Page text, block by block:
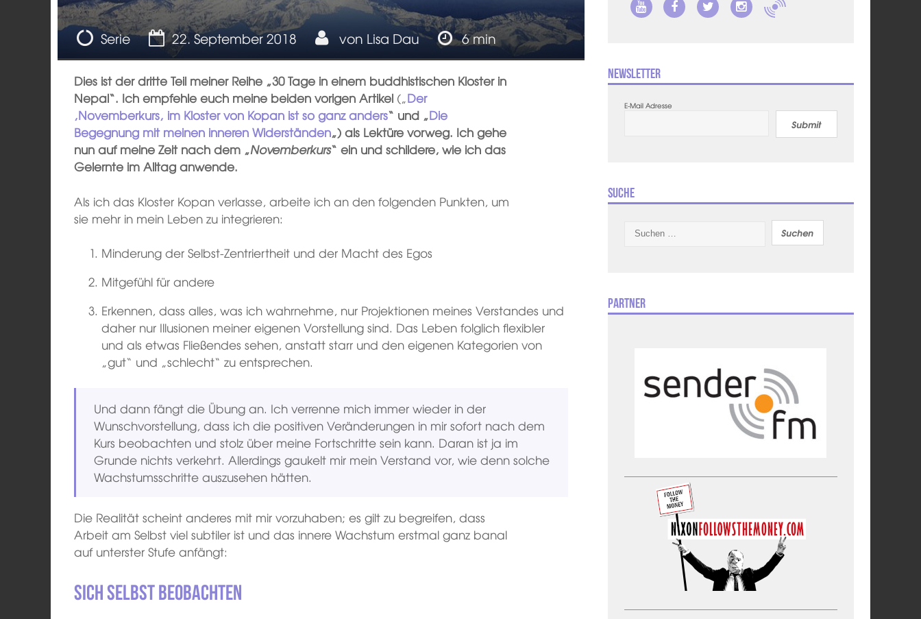
Meinung
Serie 22. September 2018 von Lisa Dau 6 min
Dies ist der dritte Teil meiner Reihe „30 Tage in einem buddhistischen Kloster in
Nepal“. Ich empfehle euch meine beiden vorigen Artikel („Der
‚Novemberkurs‚ im Kloster von Kopan ist so ganz anders“ und „Die
Begegnung mit meinen inneren Widerständen„) als Lektüre vorweg. Ich gehe
nun auf meine Zeit nach dem „Novemberkurs“ ein und schildere, wie ich das
Gelernte im Alltag anwende.
Als ich das Kloster Kopan verlasse, arbeite ich an den folgenden Punkten, um
sie mehr in mein Leben zu integrieren:
Minderung der Selbst-Zentriertheit und der Macht des Egos
Mitgefühl für andere
Erkennen, dass alles, was ich wahrnehme, nur Projektionen meines Verstandes und
daher nur Illusionen meiner eigenen Vorstellung sind. Das Leben folglich flexibler
und als etwas Fließendes sehen, anstatt starr und den eigenen Kategorien von
„gut“ und „schlecht“ zu entsprechen.
Und dann fängt die Übung an. Ich verrenne mich immer wieder in der
Wunschvorstellung, dass ich die positiven Veränderungen in mir sofort nach dem
Kurs beobachten und stolz über meine Fortschritte sein kann. Daran ist ja im
Grunde nichts verkehrt. Allerdings gaukelt mir mein Verstand vor, wie denn solche
Wachstumsschritte auszusehen hätten.
Die Realität scheint anderes mit mir vorzuhaben; es gilt zu begreifen, dass
Arbeit am Selbst viel subtiler ist und das innere Wachstum erstmal ganz banal
auf unterster Stufe anfängt:
Sich selbst beobachten
Newsletter
E-Mail Adresse
Submit
Suche
nach:
Partner